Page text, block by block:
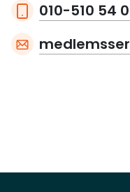
010-510 54